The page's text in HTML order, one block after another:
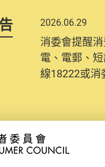
2026.06.29
消委會提醒
電、電郵、
線18222或消